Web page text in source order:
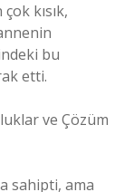
kısık,
bu
etti.
ve Çözüm
sahipti, ama